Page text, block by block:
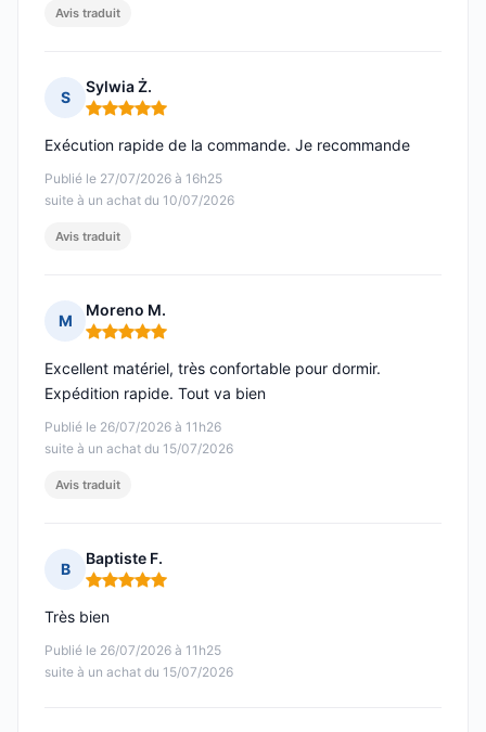
Avis traduit
S
Sylwia Ż.
Note : 5 sur 5
Publié le 27/07/2026 à 16h25
suite à un achat du 10/07/2026
Exécution rapide de la commande. Je recommande
Avis traduit
M
Moreno M.
Note : 5 sur 5
Publié le 26/07/2026 à 11h26
suite à un achat du 15/07/2026
Excellent matériel, très confortable pour dormir.
Expédition rapide. Tout va bien
Avis traduit
B
Baptiste F.
Note : 5 sur 5
Publié le 26/07/2026 à 11h25
suite à un achat du 15/07/2026
Très bien